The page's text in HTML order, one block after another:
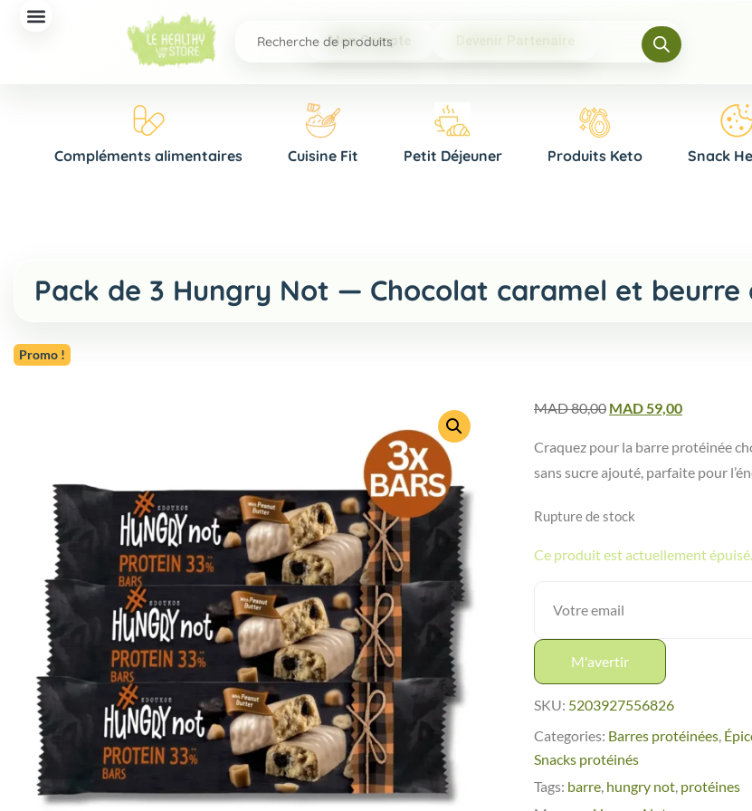
Mon Compte Devenir Partenaire
Compléments alimentaires Cuisine Fit Petit Déjeuner Produits Keto Snack
Pack de 3 Hungry Not — Chocolat caramel et beurre
Promo !
MAD80,00 MAD 59,00
Craquez pour la barre protéinée
sans sucre ajouté, parfaite pour
Rupture de stock
Ce produit est actuellement
M'avertir
SKU: 5203927556826
Categories: Barres protéinées
Snacks protéinés
Tags: barre hungry not protéines